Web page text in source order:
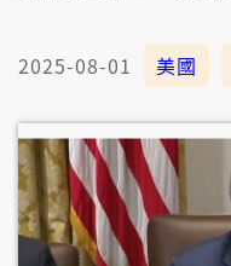
2025-08-01 美國